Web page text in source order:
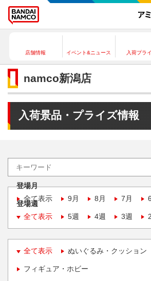
店舗情報 イベント&ニュース 入荷プラ
namco新潟店
入荷景品・プライズ情報
登場月
全て表示
9月 8月 7月
登場週
全て表示
5週 4週 3週
全て表示 ぬいぐるみ・クッション
フィギュア・ホビー